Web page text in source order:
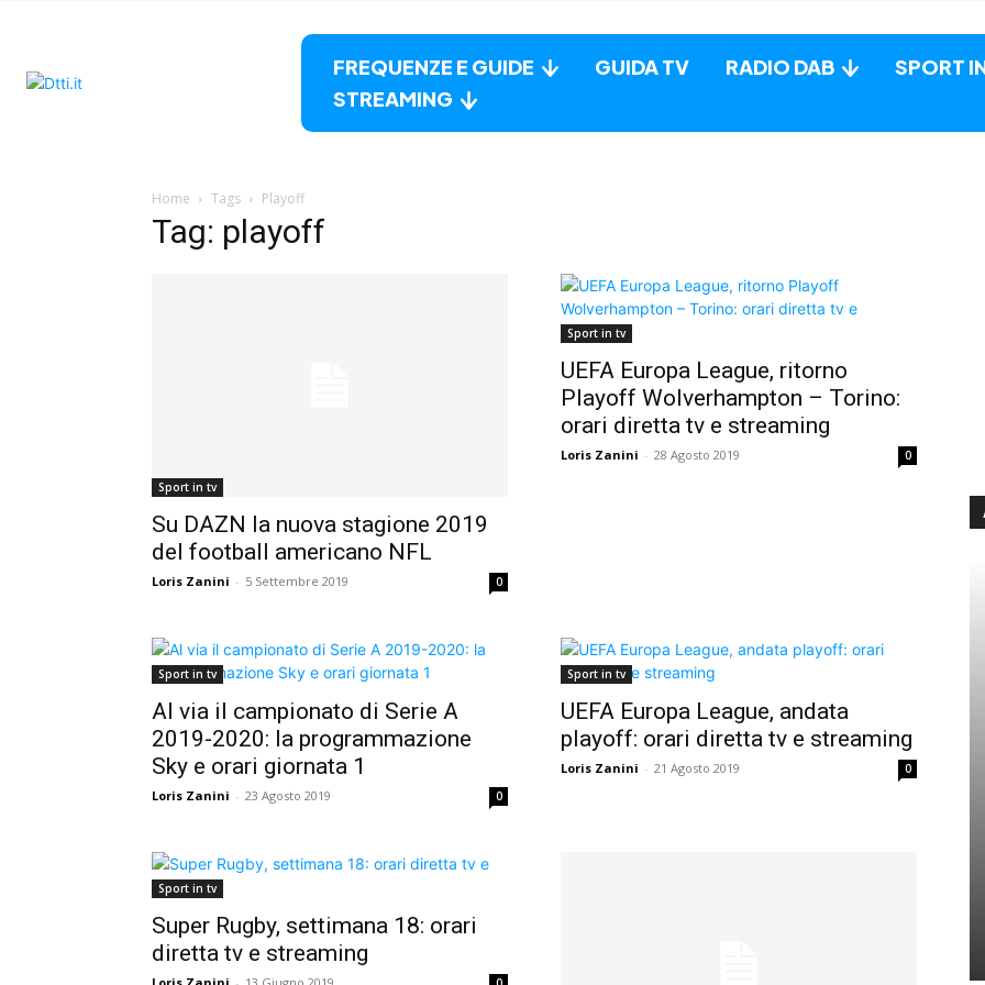
FREQUENZE E GUIDE GUIDA TV RADIO DAB SPORT
STREAMING
Home Tags Playoff
Tag: playoff
Sport in tv
Su DAZN la nuova stagione 2019
del football americano NFL
Loris Zanini - 5 Settembre 2019 0
Sport in tv
UEFA Europa League, ritorno
Playoff Wolverhampton – Torino:
orari diretta tv e streaming
Loris Zanini - 28 Agosto 2019 0
Sport in tv
Al via il campionato di Serie A
2019-2020: la programmazione
Sky e orari giornata 1
Loris Zanini - 23 Agosto 2019 0
Sport in tv
UEFA Europa League, andata
playoff: orari diretta tv e streaming
Loris Zanini - 21 Agosto 2019 0
Sport in tv
Super Rugby, settimana 18: orari
diretta tv e streaming